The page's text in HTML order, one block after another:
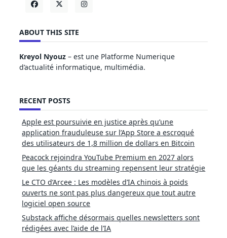
ABOUT THIS SITE
Kreyol Nyouz – est une Platforme Numerique
d’actualité informatique, multimédia.
RECENT POSTS
Apple est poursuivie en justice après qu’une
application frauduleuse sur l’App Store a escroqué
des utilisateurs de 1,8 million de dollars en Bitcoin
Peacock rejoindra YouTube Premium en 2027 alors
que les géants du streaming repensent leur stratégie
Le CTO d’Arcee : Les modèles d’IA chinois à poids
ouverts ne sont pas plus dangereux que tout autre
logiciel open source
Substack affiche désormais quelles newsletters sont
rédigées avec l’aide de l’IA